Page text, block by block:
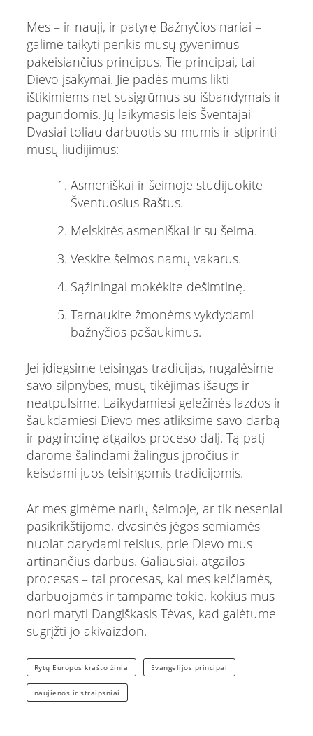
Mes – ir nauji, ir patyrę Bažnyčios nariai –
galime taikyti penkis mūsų gyvenimus
pakeisiančius principus. Tie principai, tai
Dievo įsakymai. Jie padės mums likti
ištikimiems net susigrūmus su išbandymais ir
pagundomis. Jų laikymasis leis Šventajai
Dvasiai toliau darbuotis su mumis ir stiprinti
mūsų liudijimus:
Asmeniškai ir šeimoje studijuokite
Šventuosius Raštus.
Melskitės asmeniškai ir su šeima.
Veskite šeimos namų vakarus.
Sąžiningai mokėkite dešimtinę.
Tarnaukite žmonėms vykdydami
bažnyčios pašaukimus.
Jei įdiegsime teisingas tradicijas, nugalėsime
savo silpnybes, mūsų tikėjimas išaugs ir
neatpulsime. Laikydamiesi geležinės lazdos ir
šaukdamiesi Dievo mes atliksime savo darbą
ir pagrindinę atgailos proceso dalį. Tą patį
darome šalindami žalingus įpročius ir
keisdami juos teisingomis tradicijomis.
Ar mes gimėme narių šeimoje, ar tik neseniai
pasikrikštijome, dvasinės jėgos semiamės
nuolat darydami teisius, prie Dievo mus
artinančius darbus. Galiausiai, atgailos
procesas – tai procesas, kai mes keičiamės,
darbuojamės ir tampame tokie, kokius mus
nori matyti Dangiškasis Tėvas, kad galėtume
sugrįžti jo akivaizdon.
Rytų Europos krašto žinia Evangelijos principai
naujienos ir straipsniai